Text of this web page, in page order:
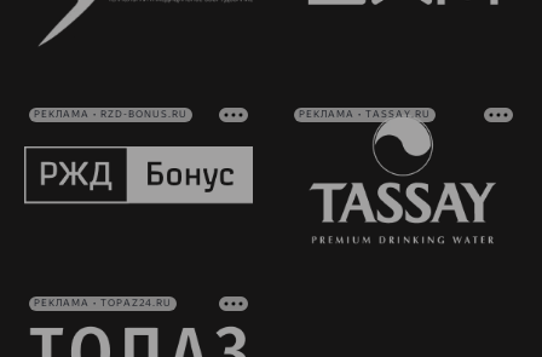
РЕКЛАМА • RZD-BONUS.RU РЕКЛАМА • TASSAY.RU
РЕКЛАМА • TOPAZ24.RU